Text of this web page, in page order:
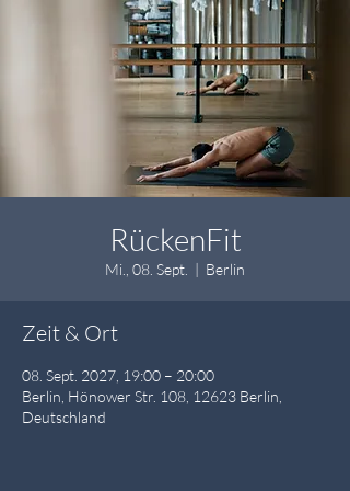
RückenFit
Mi., 08. Sept.
  |
Berlin
Zeit & Ort
08. Sept. 2027, 19:00 – 20:00
Berlin, Hönower Str. 108, 12623 Berlin,
Deutschland